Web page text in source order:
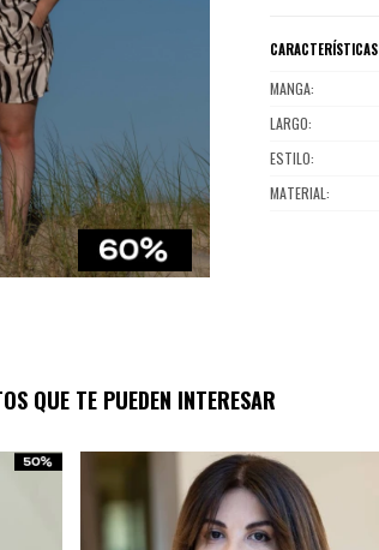
CARACTERÍSTICAS
MANGA
LARGO
ESTILO
MATERIAL
QUE TE PUEDEN INTERESAR